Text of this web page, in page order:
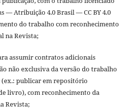
— Atribuição 4.0 Brasil — CC BY 4.0
do trabalho com reconhecimento
na Revista;
assumir contratos adicionais
não exclusiva da versão do trabalho
(ex.: publicar em repositório
livro), com reconhecimento da
Revista;